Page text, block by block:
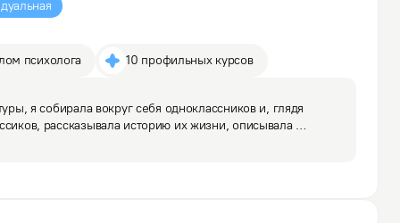
психолога 10 профильных курсов
я собирала вокруг себя одноклассников и, глядя
рассказывала историю их жизни, описывала
это увлечение переросло в любимую профессию.